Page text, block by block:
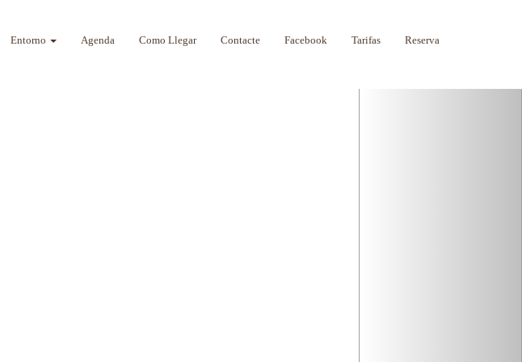
Entorno Agenda Como Llegar Contacte Facebook Tarifas Reserva